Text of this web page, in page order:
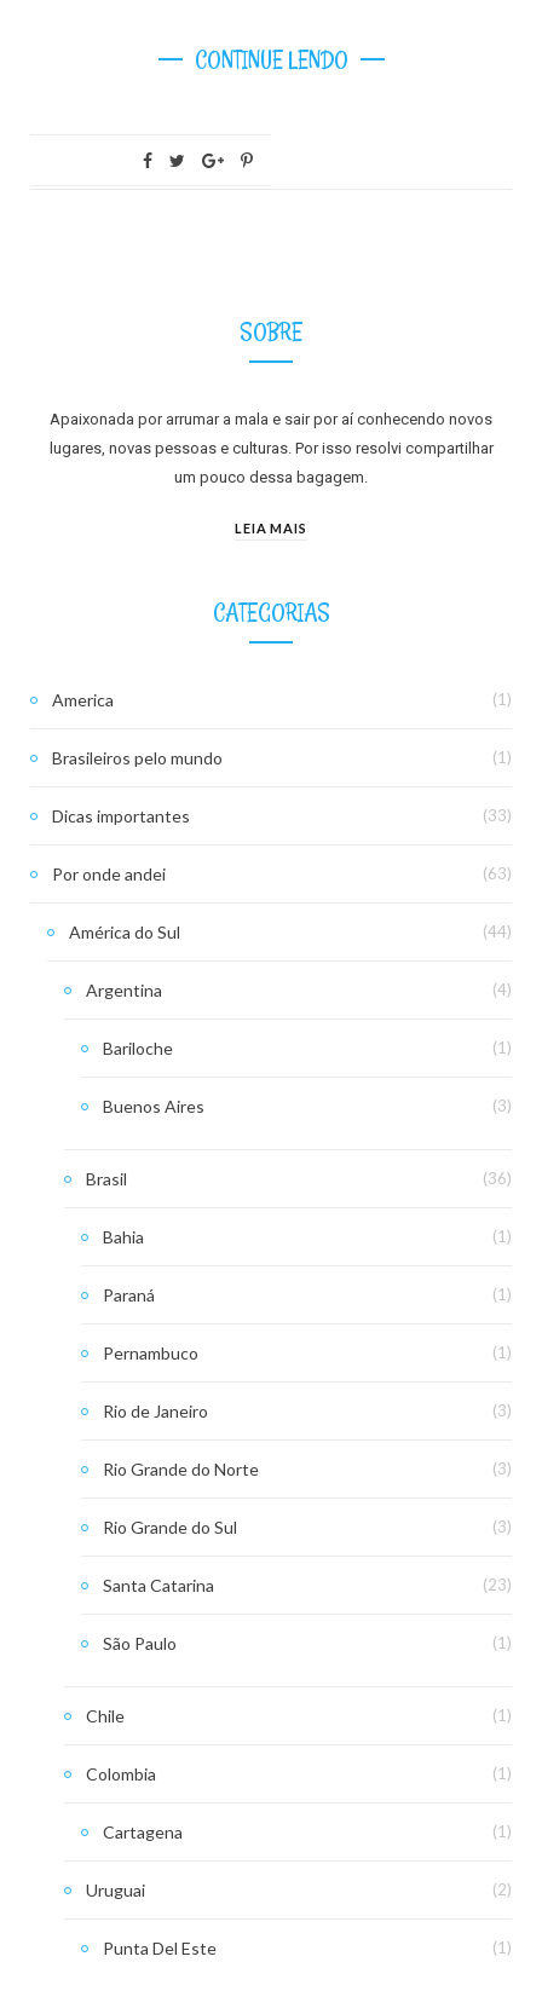
CONTINUE LENDO
SOBRE
Apaixonada por arrumar a mala e sair por aí conhecendo novos
lugares, novas pessoas e culturas. Por isso resolvi compartilhar
um pouco dessa bagagem.
LEIA MAIS
CATEGORIAS
America (1)
Brasileiros pelo mundo (1)
Dicas importantes (33)
Por onde andei (63)
América do Sul (44)
Argentina (4)
Bariloche (1)
Buenos Aires (3)
Brasil (36)
Bahia (1)
Paraná (1)
Pernambuco (1)
Rio de Janeiro (3)
Rio Grande do Norte (3)
Rio Grande do Sul (3)
Santa Catarina (23)
São Paulo (1)
Chile (1)
Colombia (1)
Cartagena (1)
Uruguai (2)
Punta Del Este (1)